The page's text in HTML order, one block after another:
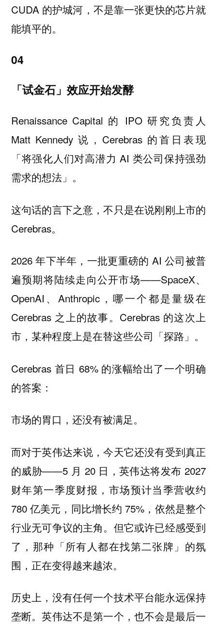
CUDA 的护城河，不是靠一张更快的芯片就
能填平的。
04
「试金石」效应开始发酵
Renaissance Capital 的 IPO 研究负责人
Matt Kennedy 说，Cerebras 的首日表现
「将强化人们对高潜力 AI 类公司保持强劲
需求的想法」。
这句话的言下之意，不只是在说刚刚上市的
Cerebras。
2026 年下半年，一批更重磅的 AI 公司被普
遍预期将陆续走向公开市场——SpaceX、
OpenAI、Anthropic，哪一个都是量级在
Cerebras 之上的故事。Cerebras 的这次上
市，某种程度上是在替这些公司「探路」。
Cerebras 首日 68% 的涨幅给出了一个明确
的答案：
市场的胃口，还没有被满足。
而对于英伟达来说，今天它还没有受到真正
的威胁——5 月 20 日，英伟达将发布 2027
财年第一季度财报，市场预计当季营收约
780 亿美元，同比增长约 75%，依然是整个
行业无可争议的主角。但它或许已经感受到
了，那种「所有人都在找第二张牌」的氛
围，正在变得越来越浓。
历史上，没有任何一个技术平台能永远保持
垄断。英伟达不是第一个，也不会是最后一